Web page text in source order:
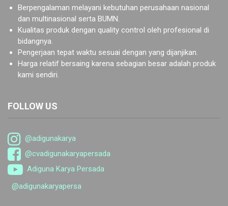
Berpengalaman melayani kebutuhan perusahaan nasional
dan multinasional serta BUMN.
Kualitas produk dengan quality control oleh profesional di
bidangnya.
Pengerjaan tepat waktu sesuai dengan yang dijanjikan.
Harga relatif bersaing karena sebagian besar adalah produk
kami sendiri.
FOLLOW US
@adigunakarya
@cvadigunakaryapersada
Adiguna Karya Persada
@adigunakaryapersa